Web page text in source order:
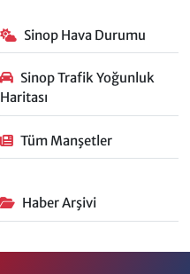
Sinop Hava Durumu
Sinop Trafik Yoğunluk
Haritası
Tüm Manşetler
Haber Arşivi